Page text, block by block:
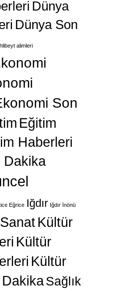
Dünya
Dünya Son
alimleri
Son
Eğitim
Haberleri
Dakika
Eğrice Iğdır Iğdır İnönü
Kültür
Kültür
Kültür
Sağlık